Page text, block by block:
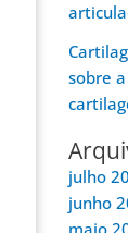
sobre
julho
junho
maio